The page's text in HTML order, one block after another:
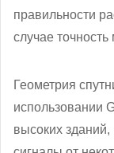
правильности
случае
Геометрия
использовании
высоких зданий,